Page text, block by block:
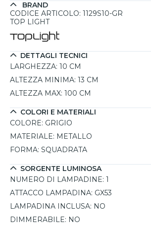
adatta perfettamente a spazi funzionali,
penisola della cucina. L'altezza regolabile,
esigenza d'illuminazione. Con il suo
un'illuminazione LED di massimo 12W,
garantisce una luce diffusa e
compromettere lo stile e la praticità.
un ambiente interno raffinato e
BRAND
CODICE ARTICOLO: 1129S10-GR
TOP LIGHT
DETTAGLI TECNICI
LARGHEZZA: 10 CM
ALTEZZA MINIMA: 13 CM
ALTEZZA MAX: 100 CM
COLORI E MATERIALI
COLORE: GRIGIO
MATERIALE: METALLO
FORMA: SQUADRATA
SORGENTE LUMINOSA
NUMERO DI LAMPADINE: 1
ATTACCO LAMPADINA: GX53
LAMPADINA INCLUSA: NO
DIMMERABILE: NO